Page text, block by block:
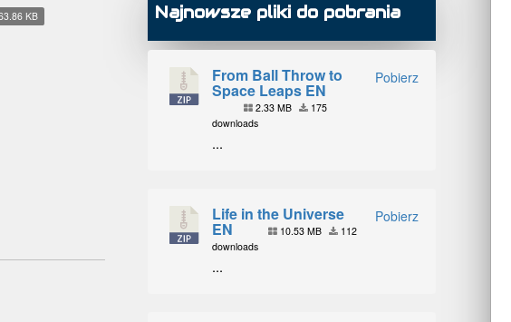
KB Najnowsze pliki do pobrania
Pobierz
From Ball Throw to
Space Leaps EN
2.33 MB
175
downloads
...
Pobierz
Life in the Universe
EN 10.53 MB
112
downloads
...